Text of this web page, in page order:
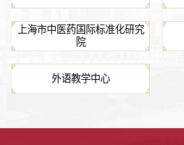
上海市中医药国际标准化研究
院
外语教学中心